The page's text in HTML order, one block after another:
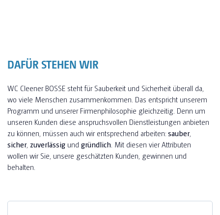
DAFÜR STEHEN WIR
WC Cleener BOSSE steht für Sauberkeit und Sicherheit überall da,
wo viele Menschen zusammenkommen. Das entspricht unserem
Programm und unserer Firmenphilosophie gleichzeitig. Denn um
unseren Kunden diese anspruchsvollen Dienstleistungen anbieten
zu können, müssen auch wir entsprechend arbeiten:sauber,
sicher, zuverlässig und gründlich . Mit diesen vier Attributen
wollen wir Sie, unsere geschätzten Kunden, gewinnen und
behalten.